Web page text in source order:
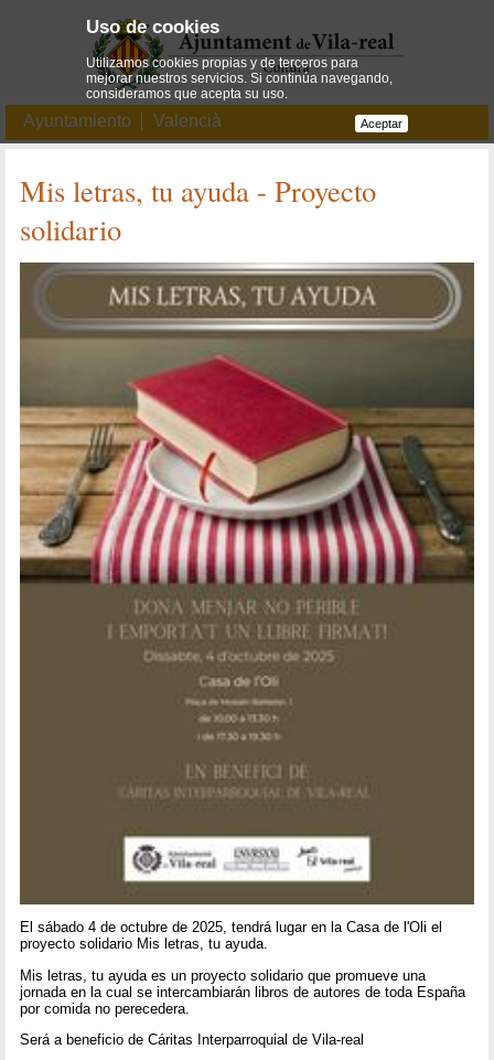
Ayuntamiento Valencià
Mis letras, tu ayuda - Proyecto
solidario
El sábado 4 de octubre de 2025, tendrá lugar en la Casa de l'Oli el
proyecto solidario Mis letras, tu ayuda.
Mis letras, tu ayuda es un proyecto solidario que promueve una
jornada en la cual se intercambiarán libros de autores de toda España
por comida no perecedera.
Será a beneficio de Cáritas Interparroquial de Vila-real
Uso de cookies
Utilizamos cookies propias y de terceros para
mejorar nuestros servicios. Si continúa navegando,
consideramos que acepta su uso.
Aceptar